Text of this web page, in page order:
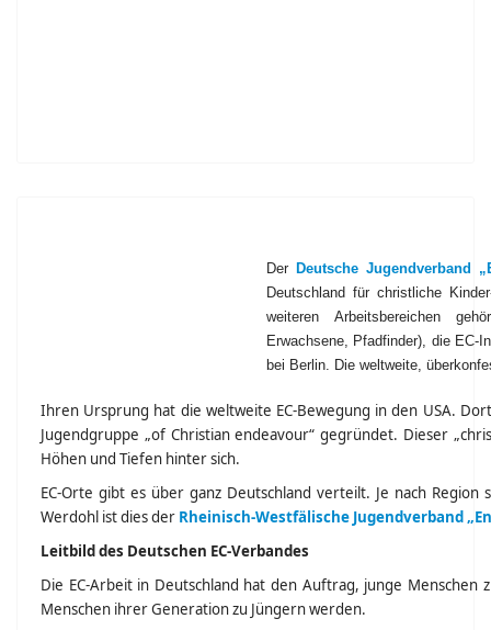
Der Deutsche Jugendverband
Deutschland für christliche
weiteren Arbeitsbereichen
Erwachsene, Pfadfinder), die EC-
bei Berlin. Die weltweite,
Ihren Ursprung hat die weltweite EC-Bewegung in den USA.
Jugendgruppe „of Christian endeavour“ gegründet. Dieser
Höhen und Tiefen hinter sich.
EC-Orte gibt es über ganz Deutschland verteilt. Je nach
Werdohl ist dies der Rheinisch-Westfälische Jugendverband
Leitbild des Deutschen EC-Verbandes
Die EC-Arbeit in Deutschland hat den Auftrag, junge
Menschen ihrer Generation zu Jüngern werden.